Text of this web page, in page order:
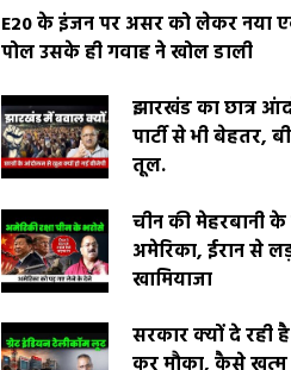
E20 के इंजन पर असर को लेकर नया
पोल उसके ही गवाह ने खोल डाली
झारखंड का छात्र
पार्टी से भी बेहतर,
तूल.
चीन की मेहरबानी
अमेरिका, ईरान से
खामियाजा
सरकार क्यों दे रही